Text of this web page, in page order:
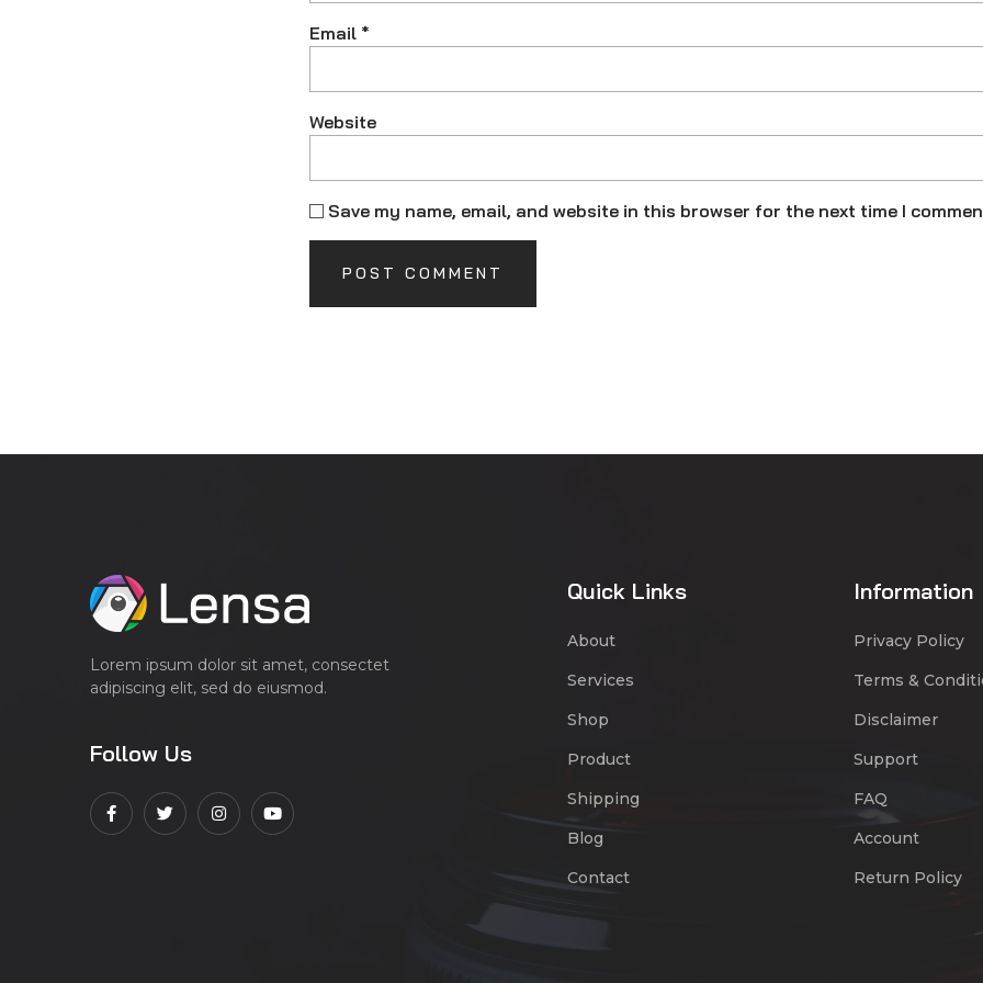
Email *
Website
Save my name, email, and website in this browser for the next time I
Lorem ipsum dolor sit amet, consectet
adipiscing elit, sed do eiusmod.
Follow Us
Quick Links
About
Services
Shop
Product
Shipping
Blog
Contact
Information
Privacy Policy
Terms &
Disclaimer
Support
FAQ
Account
Return Policy